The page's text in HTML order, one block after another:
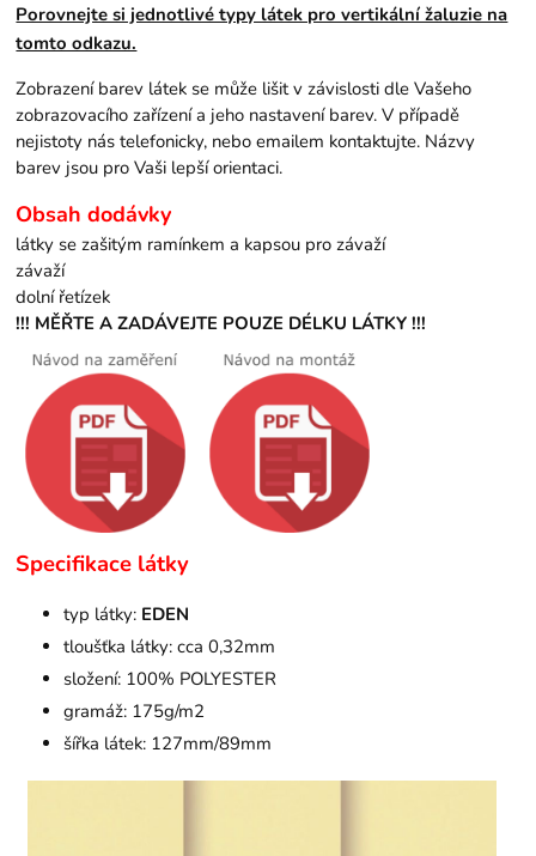
Porovnejte si jednotlivé typy látek pro vertikální žaluzie na
tomto odkazu.
Zobrazení barev látek se může lišit v závislosti dle Vašeho
zobrazovacího zařízení a jeho nastavení barev. V případě
nejistoty nás telefonicky, nebo emailem kontaktujte. Názvy
barev jsou pro Vaši lepší orientaci.
Obsah dodávky
látky se zašitým ramínkem a kapsou pro závaží
závaží
dolní řetízek
!!! MĚŘTE A ZADÁVEJTE POUZE DÉLKU LÁTKY !!!
Specifikace látky
typ látky: EDEN
tloušťka látky: cca 0,32mm
složení: 100% POLYESTER
gramáž: 175g/m2
šířka látek: 127mm/89mm